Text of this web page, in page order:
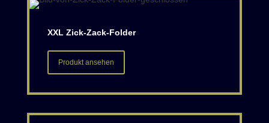
XXL Zick-Zack-Folder
Produkt ansehen